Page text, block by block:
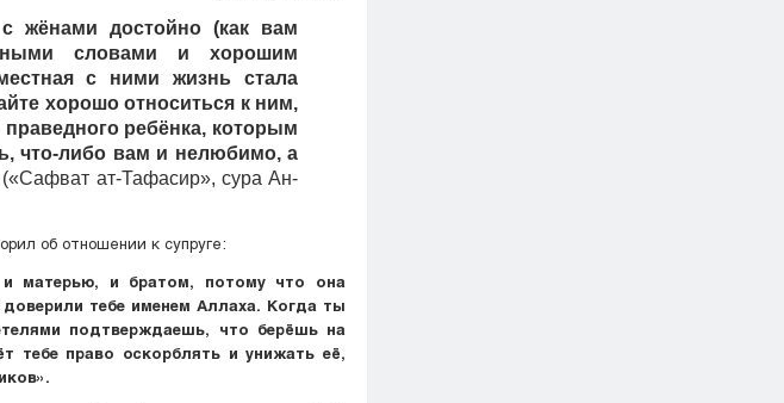
жёнами достойно (как вам
словами и хорошим
с ними жизнь стала
хорошо относиться к ним,
ребёнка, которым
что-либо вам и нелюбимо, а
(«Сафват ат-Тафасир», сура Ан-
об отношении к супруге:
матерью, и братом, потому что она
тебе именем Аллаха. Когда ты
подтверждаешь, что берёшь на
тебе право оскорблять и унижать её,